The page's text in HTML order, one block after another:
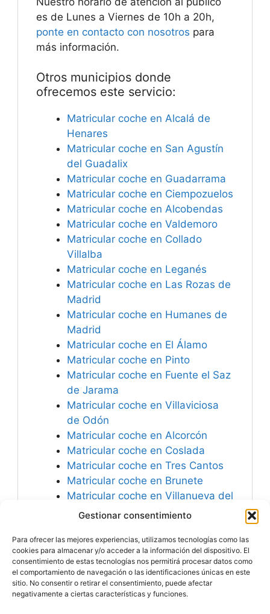
Gestionar consentimiento
Para ofrecer las mejores experiencias, utilizamos tecnologías como las
cookies para almacenar y/o acceder a la información del dispositivo. El
consentimiento de estas tecnologías nos permitirá procesar datos como
el comportamiento de navegación o las identificaciones únicas en este
sitio. No consentir o retirar el consentimiento, puede afectar
negativamente a ciertas características y funciones.
es de Lunes a Viernes de 10h a 20h,
ponte en contacto con nosotros para
más información.
Otros municipios donde
ofrecemos este servicio:
Matricular coche en Alcalá de
Henares
Matricular coche en San Agustín
del Guadalix
Matricular coche en Guadarrama
Matricular coche en Ciempozuelos
Matricular coche en Alcobendas
Matricular coche en Valdemoro
Matricular coche en Collado
Villalba
Matricular coche en Leganés
Matricular coche en Las Rozas de
Madrid
Matricular coche en Humanes de
Madrid
Matricular coche en El Álamo
Matricular coche en Pinto
Matricular coche en Fuente el Saz
de Jarama
Matricular coche en Villaviciosa
de Odón
Matricular coche en Alcorcón
Matricular coche en Coslada
Matricular coche en Tres Cantos
Matricular coche en Brunete
Matricular coche en Villanueva del
Pardillo
Monte